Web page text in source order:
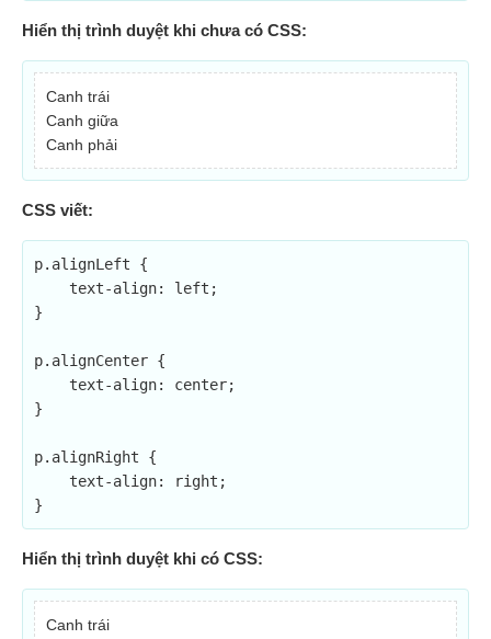
Hiển thị trình duyệt khi chưa có CSS:
Canh trái
Canh giữa
Canh phải
CSS viết:
p.alignLeft {
}
p.alignCenter {
}
p.alignRight {
}
Hiển thị trình duyệt khi có CSS:
Canh trái